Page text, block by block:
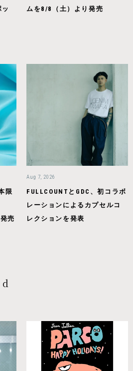
ムを8/8（土）より発売
限
売
Aug 7, 2026
FULLCOUNTとGDC、初コラボ
レーションによるカプセルコ
レクションを発表